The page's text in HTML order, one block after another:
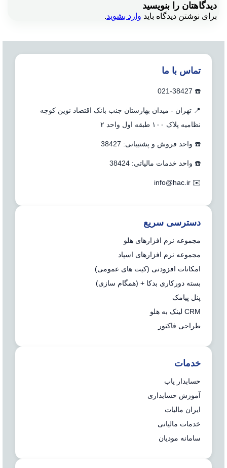
دیدگاهتان را بنویسید
برای نوشتن دیدگاه باید وارد بشوید.
تماس با ما
☎️ 021-38427
📍 تهران - میدان بهارستان جنب بانک اقتصاد نوین کوچه
نظامیه پلاک ۱۰۰ طبقه اول واحد ۲
☎️ واحد فروش و پشتیبانی: 38427
☎️ واحد خدمات مالیاتی: 38424
✉️
info@hac.ir
دسترسی سریع
مجموعه نرم افزارهای هلو
مجموعه نرم افزارهای اسپاد
امکانات افزودنی (کیت های عمومی)
بسته دورکاری بدکا + (همگام سازی)
پنل پیامک
CRM لینک به هلو
طراحی فاکتور
خدمات
حسابدار یاب
آموزش حسابداری
ایران مالیات
خدمات مالیاتی
سامانه مودیان